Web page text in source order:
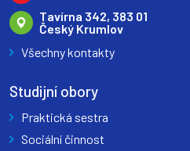
Tavírna 342, 383 01
Český Krumlov
Všechny kontakty
Studijní obory
Praktická sestra
Sociální činnost